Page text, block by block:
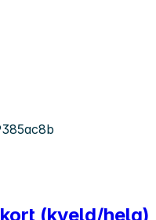
(kveld/helg)